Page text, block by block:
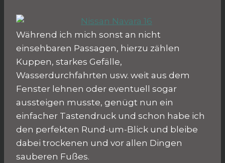
Während ich mich sonst an nicht
einsehbaren Passagen, hierzu zählen
Kuppen, starkes Gefälle,
Wasserdurchfahrten usw. weit aus dem
Fenster lehnen oder eventuell sogar
aussteigen musste, genügt nun ein
einfacher Tastendruck und schon habe ich
den perfekten Rund-um-Blick und bleibe
dabei trockenen und vor allen Dingen
sauberen Fußes.